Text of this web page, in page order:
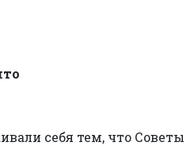
себя тем, что Советы